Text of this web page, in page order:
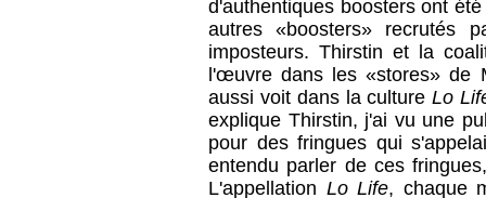
d'authentiques boosters ont
autres «boosters» recrutés
imposteurs. Thirstin et la
l'œuvre dans les «stores» de
aussi voit dans la cultureLo
explique Thirstin, j'ai vu une
pour des fringues qui
entendu parler de ces
L'appellation Lo Life, chaque